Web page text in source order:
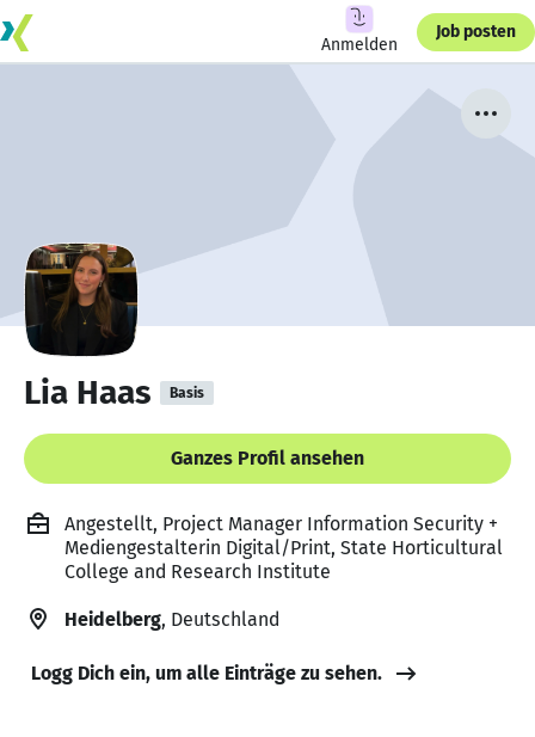
Anmelden
Job posten
Lia Haas Basis
Ganzes Profil ansehen
Angestellt, Project Manager Information Security +
Mediengestalterin Digital/Print, State Horticultural
College and Research Institute
Heidelberg, Deutschland
Logg Dich ein, um alle Einträge zu sehen.